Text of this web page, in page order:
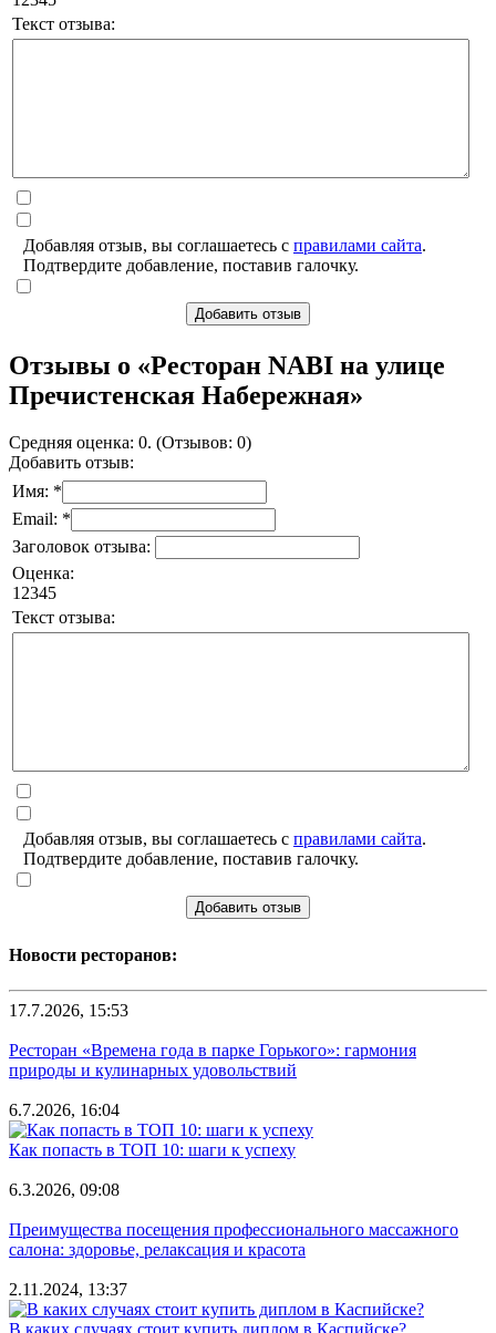
Текст отзыва:
Добавляя отзыв, вы соглашаетесь с правилами сайта.
Подтвердите добавление, поставив галочку.
Добавить отзыв
Отзывы о «Ресторан NABI на улице
Пречистенская Набережная»
Средняя оценка: 0. (Отзывов: 0)
Добавить отзыв:
Имя: *
Email: *
Заголовок отзыва:
Оценка:
1 2345
Текст отзыва:
Добавляя отзыв, вы соглашаетесь с правилами сайта.
Подтвердите добавление, поставив галочку.
Добавить отзыв
Новости ресторанов:
17.7.2026, 15:53
Ресторан «Времена года в парке Горького»: гармония
природы и кулинарных удовольствий
6.7.2026, 16:04
Как попасть в ТОП 10: шаги к успеху
6.3.2026, 09:08
Преимущества посещения профессионального массажного
салона: здоровье, релаксация и красота
2.11.2024, 13:37
В каких случаях стоит купить диплом в Каспийске?